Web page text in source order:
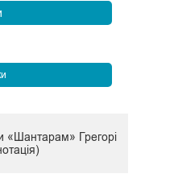
«Шантарам» Грегорі